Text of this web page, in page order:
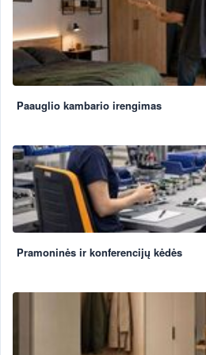
Paauglio kambario irengimas
Pramoninės ir konferencijų kėdės